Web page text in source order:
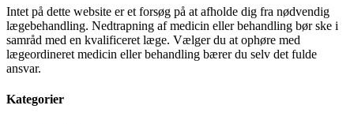
Intet på dette website er et forsøg på at afholde dig fra nødvendig
lægebehandling. Nedtrapning af medicin eller behandling bør ske i
samråd med en kvalificeret læge. Vælger du at ophøre med
lægeordineret medicin eller behandling bærer du selv det fulde
ansvar.
Kategorier